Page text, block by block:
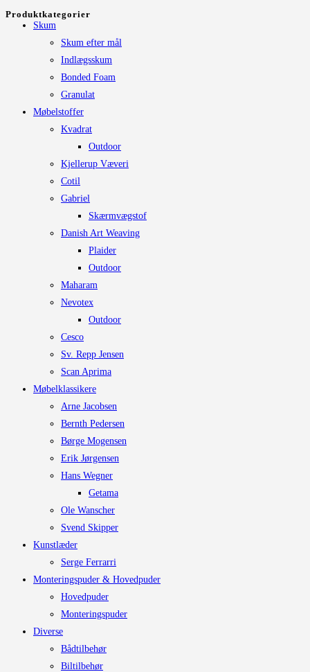
Produktkategorier
Skum
Skum efter mål
Indlægsskum
Bonded Foam
Granulat
Møbelstoffer
Kvadrat
Outdoor
Kjellerup Væveri
Cotil
Gabriel
Skærmvægstof
Danish Art Weaving
Plaider
Outdoor
Maharam
Nevotex
Outdoor
Cesco
Sv. Repp Jensen
Scan Aprima
Møbelklassikere
Arne Jacobsen
Bernth Pedersen
Børge Mogensen
Erik Jørgensen
Hans Wegner
Getama
Ole Wanscher
Svend Skipper
Kunstlæder
Serge Ferrarri
Monteringspuder & Hovedpuder
Hovedpuder
Monteringspuder
Diverse
Bådtilbehør
Biltilbehør